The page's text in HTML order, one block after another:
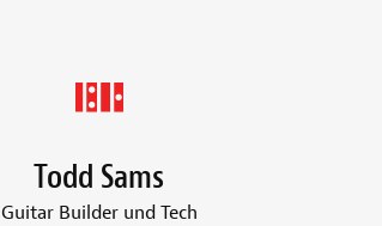
Todd Sams
Guitar Builder und Tech